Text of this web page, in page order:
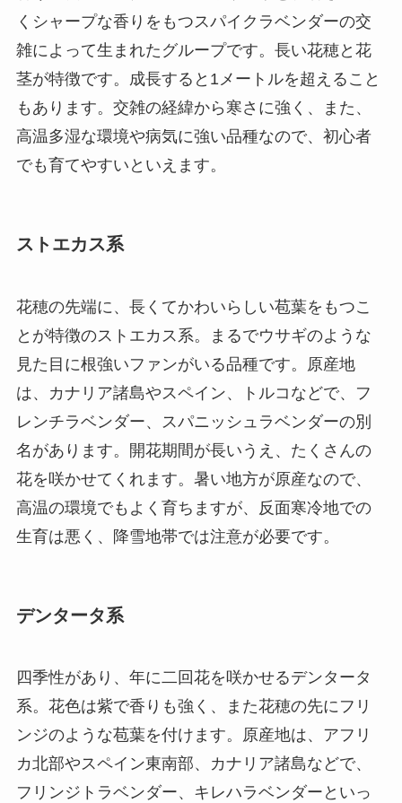
くシャープな香りをもつスパイクラベンダーの交
雑によって生まれたグループです。長い花穂と花
茎が特徴です。成長すると1メートルを超えること
もあります。交雑の経緯から寒さに強く、また、
高温多湿な環境や病気に強い品種なので、初心者
でも育てやすいといえます。
ストエカス系
花穂の先端に、長くてかわいらしい苞葉をもつこ
とが特徴のストエカス系。まるでウサギのような
見た目に根強いファンがいる品種です。原産地
は、カナリア諸島やスペイン、トルコなどで、フ
レンチラベンダー、スパニッシュラベンダーの別
名があります。開花期間が長いうえ、たくさんの
花を咲かせてくれます。暑い地方が原産なので、
高温の環境でもよく育ちますが、反面寒冷地での
生育は悪く、降雪地帯では注意が必要です。
デンタータ系
四季性があり、年に二回花を咲かせるデンタータ
系。花色は紫で香りも強く、また花穂の先にフリ
ンジのような苞葉を付けます。原産地は、アフリ
カ北部やスペイン東南部、カナリア諸島などで、
フリンジトラベンダー、キレハラベンダーといっ